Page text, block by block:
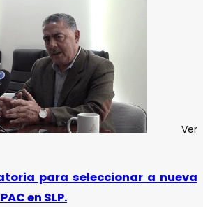
Ver
para seleccionar a nueva
en SLP.